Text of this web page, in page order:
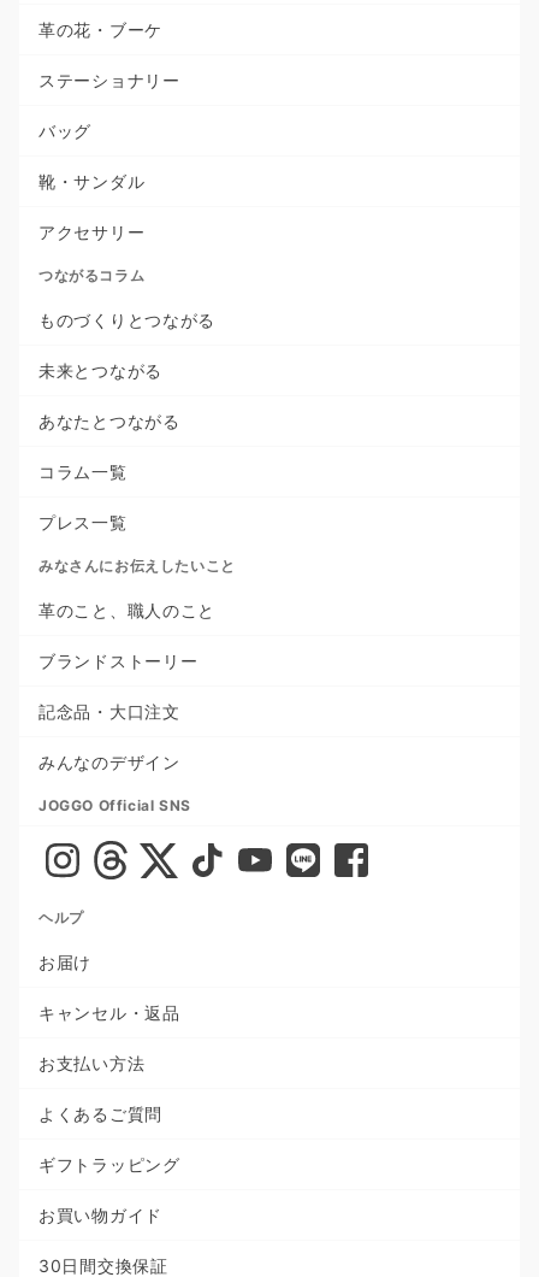
革の花・ブーケ
ステーショナリー
バッグ
靴・サンダル
アクセサリー
つながるコラム
ものづくりとつながる
未来とつながる
あなたとつながる
コラム一覧
プレス一覧
みなさんにお伝えしたいこと
革のこと、職人のこと
ブランドストーリー
記念品・大口注文
みんなのデザイン
JOGGO Official SNS
ヘルプ
お届け
キャンセル・返品
お支払い方法
よくあるご質問
ギフトラッピング
お買い物ガイド
30日間交換保証